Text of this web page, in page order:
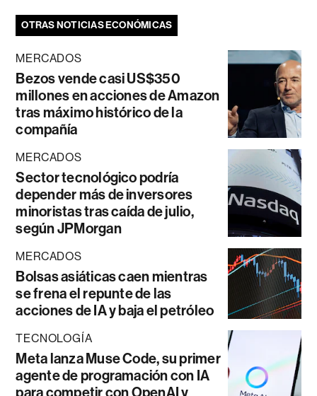
OTRAS NOTICIAS ECONÓMICAS
MERCADOS
Bezos vende casi US$350
millones en acciones de Amazon
tras máximo histórico de la
compañía
MERCADOS
Sector tecnológico podría
depender más de inversores
minoristas tras caída de julio,
según JPMorgan
MERCADOS
Bolsas asiáticas caen mientras
se frena el repunte de las
acciones de IA y baja el petróleo
TECNOLOGÍA
Meta lanza Muse Code, su primer
agente de programación con IA
para competir con OpenAI y